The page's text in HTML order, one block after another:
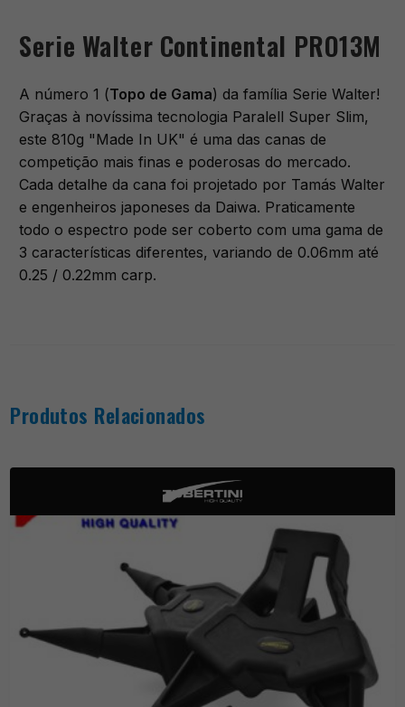
Serie Walter Continental PRO13M
A número 1 (Topo de Gama) da família Serie Walter!
Graças à novíssima tecnologia Paralell Super Slim,
este 810g "Made In UK" é uma das canas de
competição mais finas e poderosas do mercado.
Cada detalhe da cana foi projetado por Tamás Walter
e engenheiros japoneses da Daiwa. Praticamente
todo o espectro pode ser coberto com uma gama de
3 características diferentes, variando de 0.06mm até
0.25 / 0.22mm carp.
Produtos Relacionados